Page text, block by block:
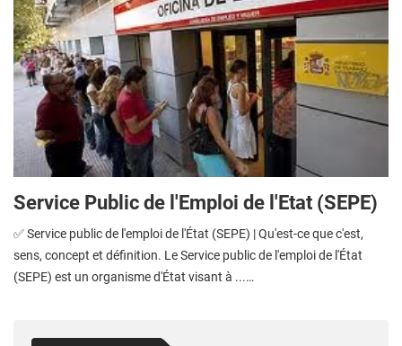
Service Public de l'Emploi de l'Etat (SEPE)
✅ Service public de l'emploi de l'État (SEPE) | Qu'est-ce que c'est,
sens, concept et définition. Le Service public de l'emploi de l'État
(SEPE) est un organisme d'État visant à ...…